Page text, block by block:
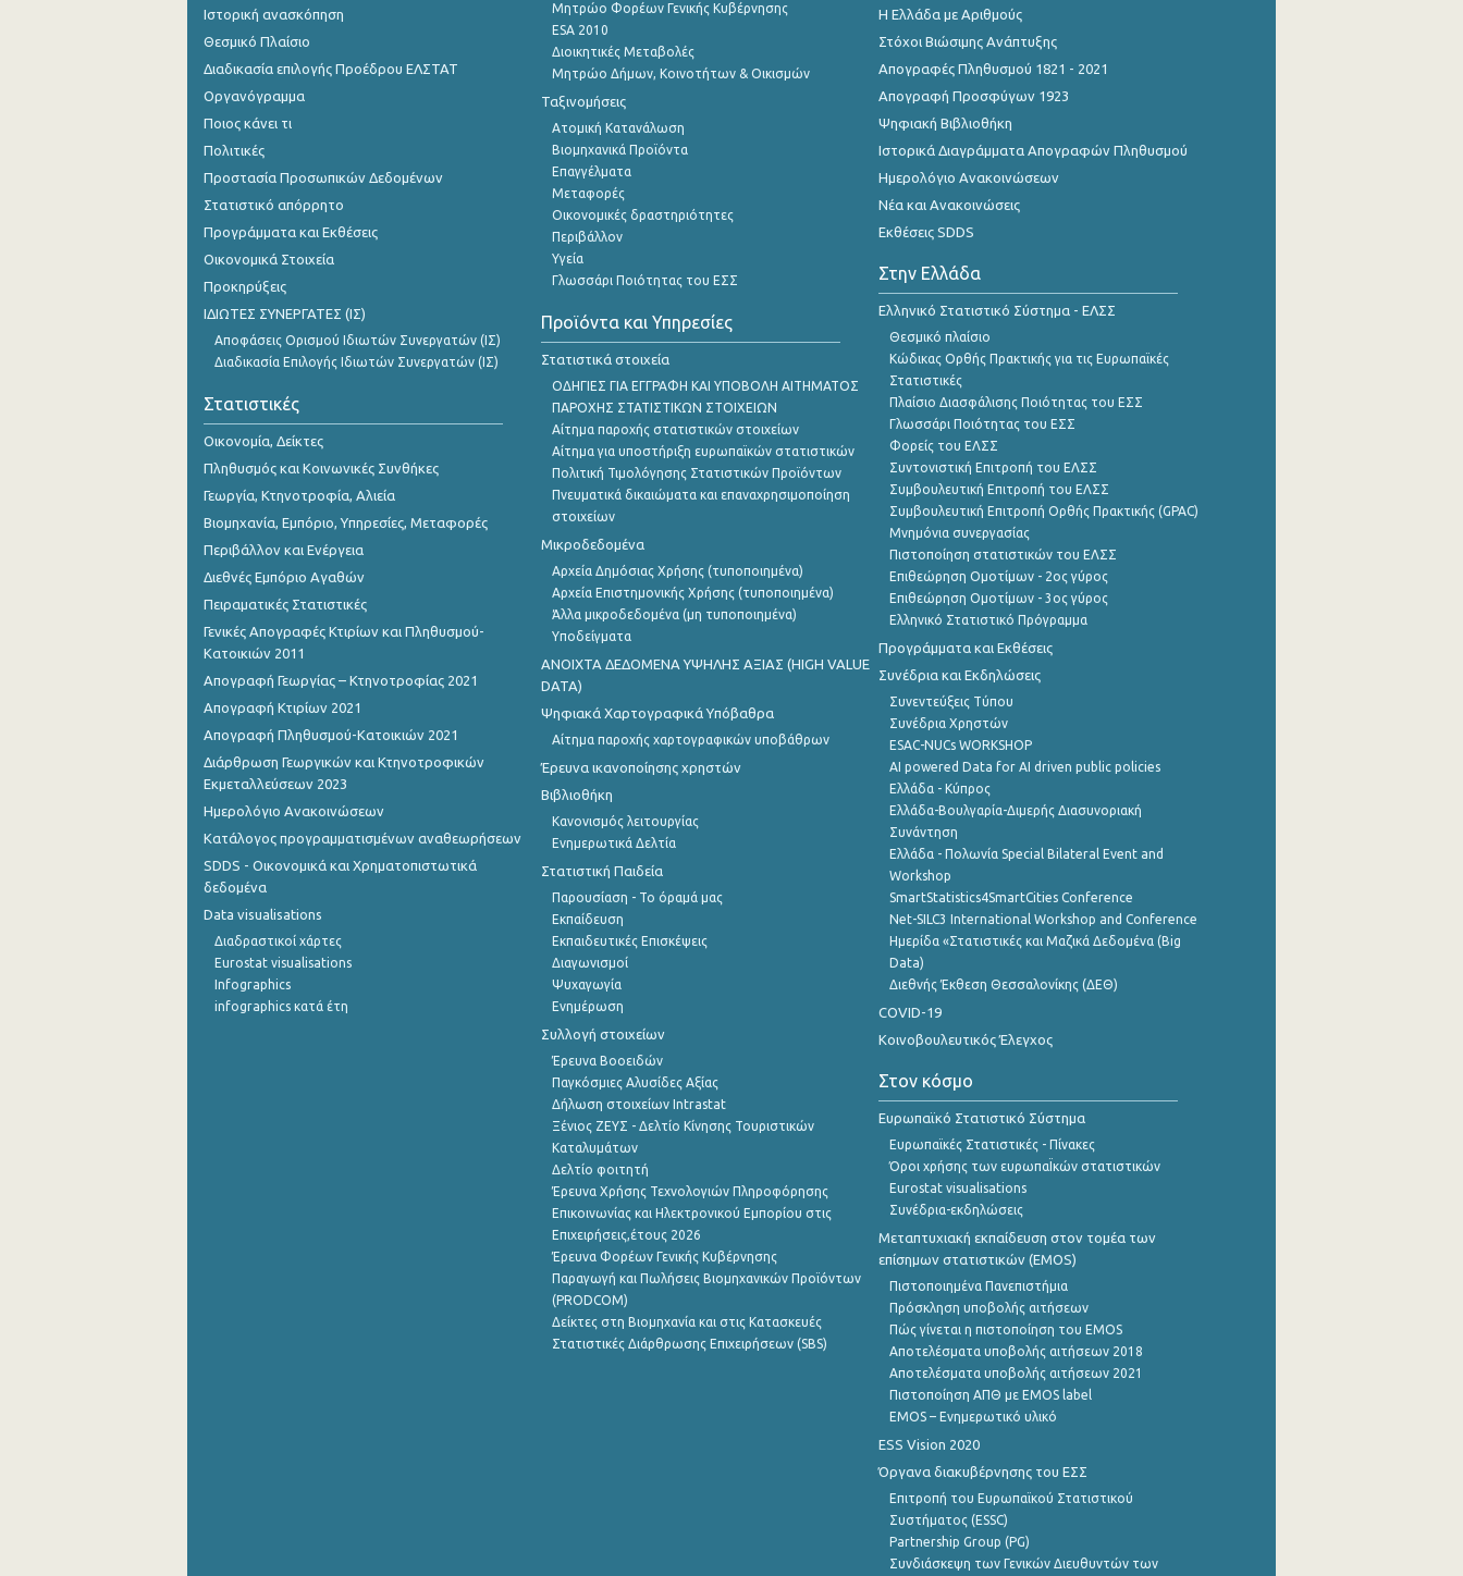
Ιστορική ανασκόπηση
Θεσμικό Πλαίσιο
Διαδικασία επιλογής Προέδρου ΕΛΣΤΑΤ
Οργανόγραμμα
Ποιος κάνει τι
Πολιτικές
Προστασία Προσωπικών Δεδομένων
Στατιστικό απόρρητο
Προγράμματα και Εκθέσεις
Οικονομικά Στοιχεία
Προκηρύξεις
ΙΔΙΩΤΕΣ ΣΥΝΕΡΓΑΤΕΣ (ΙΣ)
Αποφάσεις Ορισμού Ιδιωτών Συνεργατών (ΙΣ)
Διαδικασία Επιλογής Ιδιωτών Συνεργατών (ΙΣ)
Στατιστικές
Οικονομία, Δείκτες
Πληθυσμός και Κοινωνικές Συνθήκες
Γεωργία, Κτηνοτροφία, Αλιεία
Βιομηχανία, Εμπόριο, Υπηρεσίες, Μεταφορές
Περιβάλλον και Ενέργεια
Διεθνές Εμπόριο Αγαθών
Πειραματικές Στατιστικές
Γενικές Απογραφές Κτιρίων και Πληθυσμού-
Κατοικιών 2011
Απογραφή Γεωργίας – Κτηνοτροφίας 2021
Απογραφή Κτιρίων 2021
Απογραφή Πληθυσμού-Κατοικιών 2021
Διάρθρωση Γεωργικών και Κτηνοτροφικών
Εκμεταλλεύσεων 2023
Ημερολόγιο Ανακοινώσεων
Κατάλογος προγραμματισμένων αναθεωρήσεων
SDDS - Οικονομικά και Χρηματοπιστωτικά
δεδομένα
Data visualisations
Διαδραστικοί χάρτες
Eurostat visualisations
Infographics
infographics κατά έτη
Μητρώο Φορέων Γενικής Κυβέρνησης
ESA 2010
Διοικητικές Μεταβολές
Μητρώο Δήμων, Κοινοτήτων & Οικισμών
Ταξινομήσεις
Ατομική Κατανάλωση
Βιομηχανικά Προϊόντα
Επαγγέλματα
Μεταφορές
Οικονομικές δραστηριότητες
Περιβάλλον
Υγεία
Γλωσσάρι Ποιότητας του ΕΣΣ
Προϊόντα και Υπηρεσίες
Στατιστικά στοιχεία
ΟΔΗΓΙΕΣ ΓΙΑ ΕΓΓΡΑΦΗ ΚΑΙ ΥΠΟΒΟΛΗ ΑΙΤΗΜΑΤΟΣ
ΠΑΡΟΧΗΣ ΣΤΑΤΙΣΤΙΚΩΝ ΣΤΟΙΧΕΙΩΝ
Αίτημα παροχής στατιστικών στοιχείων
Αίτημα για υποστήριξη ευρωπαϊκών στατιστικών
Πολιτική Τιμολόγησης Στατιστικών Προϊόντων
Πνευματικά δικαιώματα και επαναχρησιμοποίηση
στοιχείων
Μικροδεδομένα
Αρχεία Δημόσιας Χρήσης (τυποποιημένα)
Αρχεία Επιστημονικής Χρήσης (τυποποιημένα)
Άλλα μικροδεδομένα (μη τυποποιημένα)
Υποδείγματα
ANOIXTA ΔΕΔΟΜΕΝΑ ΥΨΗΛΗΣ ΑΞΙΑΣ (HIGH VALUE
DATA)
Ψηφιακά Χαρτογραφικά Υπόβαθρα
Αίτημα παροχής χαρτογραφικών υποβάθρων
Έρευνα ικανοποίησης χρηστών
Βιβλιοθήκη
Κανονισμός λειτουργίας
Ενημερωτικά Δελτία
Στατιστική Παιδεία
Παρουσίαση - Το όραμά μας
Εκπαίδευση
Εκπαιδευτικές Επισκέψεις
Διαγωνισμοί
Ψυχαγωγία
Ενημέρωση
Συλλογή στοιχείων
Έρευνα Βοοειδών
Παγκόσμιες Αλυσίδες Αξίας
Δήλωση στοιχείων Intrastat
Ξένιος ΖΕΥΣ - Δελτίο Κίνησης Τουριστικών
Καταλυμάτων
Δελτίο φοιτητή
Έρευνα Χρήσης Τεχνολογιών Πληροφόρησης
Επικοινωνίας και Ηλεκτρονικού Εμπορίου στις
Επιχειρήσεις,έτους 2026
Έρευνα Φορέων Γενικής Κυβέρνησης
Παραγωγή και Πωλήσεις Βιομηχανικών Προϊόντων
(PRODCOM)
Δείκτες στη Βιομηχανία και στις Κατασκευές
Στατιστικές Διάρθρωσης Επιχειρήσεων (SBS)
Η Ελλάδα με Αριθμούς
Στόχοι Βιώσιμης Ανάπτυξης
Απογραφές Πληθυσμού 1821 - 2021
Απογραφή Προσφύγων 1923
Ψηφιακή Βιβλιοθήκη
Ιστορικά Διαγράμματα Απογραφών Πληθυσμού
Ημερολόγιο Ανακοινώσεων
Νέα και Ανακοινώσεις
Εκθέσεις SDDS
Στην Ελλάδα
Ελληνικό Στατιστικό Σύστημα - ΕΛΣΣ
Θεσμικό πλαίσιο
Κώδικας Ορθής Πρακτικής για τις Ευρωπαϊκές
Στατιστικές
Πλαίσιο Διασφάλισης Ποιότητας του ΕΣΣ
Γλωσσάρι Ποιότητας του ΕΣΣ
Φορείς του ΕΛΣΣ
Συντονιστική Επιτροπή του ΕΛΣΣ
Συμβουλευτική Επιτροπή του ΕΛΣΣ
Συμβουλευτική Επιτροπή Ορθής Πρακτικής (GPAC)
Μνημόνια συνεργασίας
Πιστοποίηση στατιστικών του ΕΛΣΣ
Επιθεώρηση Ομοτίμων - 2ος γύρος
Επιθεώρηση Ομοτίμων - 3ος γύρος
Ελληνικό Στατιστικό Πρόγραμμα
Προγράμματα και Εκθέσεις
Συνέδρια και Εκδηλώσεις
Συνεντεύξεις Τύπου
Συνέδρια Χρηστών
ESAC-NUCs WORKSHOP
AI powered Data for AI driven public policies
Ελλάδα - Κύπρος
Ελλάδα-Βουλγαρία-Διμερής Διασυνοριακή
Συνάντηση
Ελλάδα - Πολωνία Special Bilateral Event and
Workshop
SmartStatistics4SmartCities Conference
Net-SILC3 International Workshop and Conference
Ημερίδα «Στατιστικές και Μαζικά Δεδομένα (Big
Data)
Διεθνής Έκθεση Θεσσαλονίκης (ΔΕΘ)
COVID-19
Κοινοβουλευτικός Έλεγχος
Στον κόσμο
Ευρωπαϊκό Στατιστικό Σύστημα
Ευρωπαϊκές Στατιστικές - Πίνακες
Όροι χρήσης των ευρωπαΪκών στατιστικών
Eurostat visualisations
Συνέδρια-εκδηλώσεις
Μεταπτυχιακή εκπαίδευση στον τομέα των
επίσημων στατιστικών (EMOS)
Πιστοποιημένα Πανεπιστήμια
Πρόσκληση υποβολής αιτήσεων
Πώς γίνεται η πιστοποίηση του EMOS
Αποτελέσματα υποβολής αιτήσεων 2018
Αποτελέσματα υποβολής αιτήσεων 2021
Πιστοποίηση ΑΠΘ με EMOS label
EMOS – Ενημερωτικό υλικό
ESS Vision 2020
Όργανα διακυβέρνησης του ΕΣΣ
Επιτροπή του Ευρωπαϊκού Στατιστικού
Συστήματος (ESSC)
Partnership Group (PG)
Συνδιάσκεψη των Γενικών Διευθυντών των